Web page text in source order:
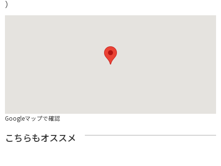
）
Googleマップで確認
こちらもオススメ